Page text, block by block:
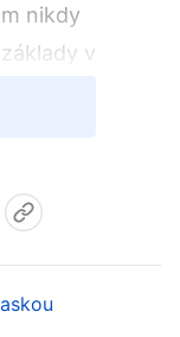
nikdy
v
princípy a
je iný ako
nikdy